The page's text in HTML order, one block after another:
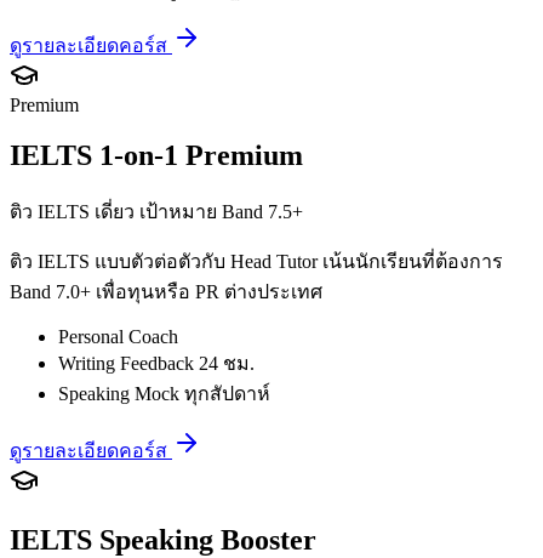
ดูรายละเอียดคอร์ส
Premium
IELTS 1-on-1 Premium
ติว IELTS เดี่ยว เป้าหมาย Band 7.5+
ติว IELTS แบบตัวต่อตัวกับ Head Tutor เน้นนักเรียนที่ต้องการ
Band 7.0+ เพื่อทุนหรือ PR ต่างประเทศ
Personal Coach
Writing Feedback 24 ชม.
Speaking Mock ทุกสัปดาห์
ดูรายละเอียดคอร์ส
IELTS Speaking Booster